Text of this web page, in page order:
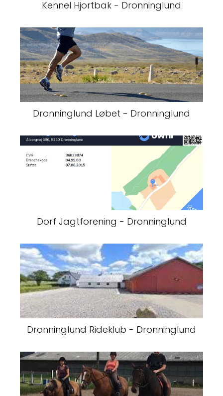
Kennel Hjortbak - Dronninglund
Dronninglund Løbet - Dronninglund
Dorf Jagtforening - Dronninglund
Dronninglund Rideklub - Dronninglund